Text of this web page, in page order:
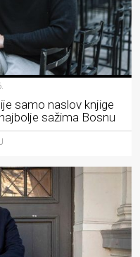
samo naslov knjige
sažima Bosnu